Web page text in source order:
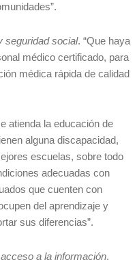
seguridad social. “Que haya
médico certificado, para
médica rápida de calidad
atienda la educación de
alguna discapacidad,
escuelas, sobre todo
adecuadas con
que cuenten con
del aprendizaje y
sus diferencias”.
a la información.